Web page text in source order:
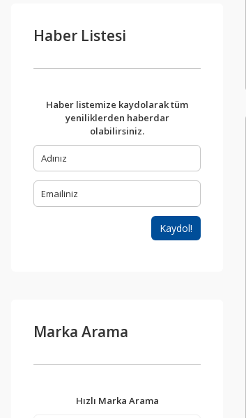
Haber Listesi
Haber listemize kaydolarak tüm
yeniliklerden haberdar
olabilirsiniz.
Kaydol!
Marka Arama
Hızlı Marka Arama